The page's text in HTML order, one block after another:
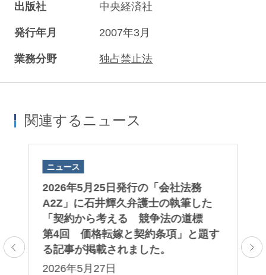
出版社 中央経済社
発行年月 2007年3月
業務分野 独占禁止法
関連するニュース
ニュース
2026年5月25日発行の「会社法務
A2Z」に石井輝久弁護士の執筆した
「契約から考える 競争法の道標
第4回 価格転嫁と契約条項」と題す
る記事が掲載されました。
2026年5月27日
業